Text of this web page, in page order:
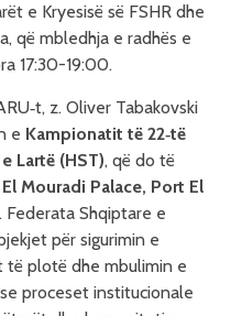
e Kryesisë së FSHR dhe
që mbledhja e radhës e
17:30-19:00.
z. Oliver Tabakovski
e Kampionatit të 22‑të
Lartë (HST), që do të
El Mouradi Palace, Port El
. Federata Shqiptare e
për sigurimin e
të plotë dhe mbulimin e
proceset institucionale